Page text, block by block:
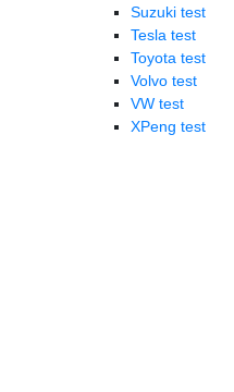
Suzuki test
Tesla test
Toyota test
Volvo test
VW test
XPeng test